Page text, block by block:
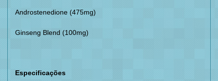
Androstenedione (475mg)
Ginseng Blend (100mg)
Especificações